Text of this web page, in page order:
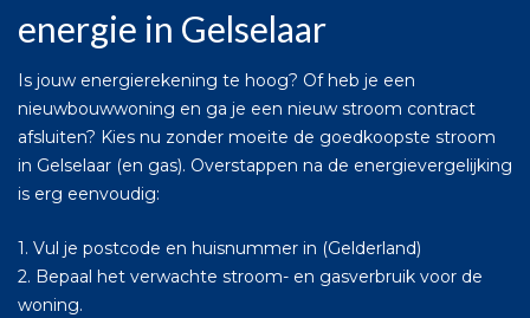
energie in Gelselaar
Is jouw energierekening te hoog? Of heb je een
nieuwbouwwoning en ga je een nieuw stroom contract
afsluiten? Kies nu zonder moeite de goedkoopste stroom
in Gelselaar (en gas). Overstappen na de energievergelijking
is erg eenvoudig:
1. Vul je postcode en huisnummer in (Gelderland)
2. Bepaal het verwachte stroom- en gasverbruik voor de
woning.